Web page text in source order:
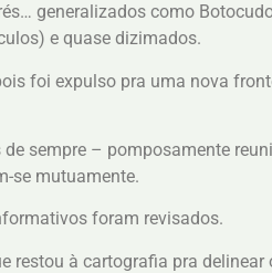
generalizados como
e quase dizimados.
foi expulso pra uma nova
sempre – pomposamente
se mutuamente.
foram revisados.
restou à cartografia pra